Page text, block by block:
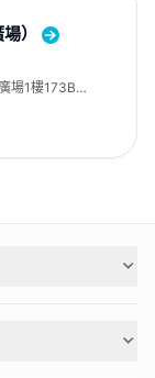
）
場1樓173B-